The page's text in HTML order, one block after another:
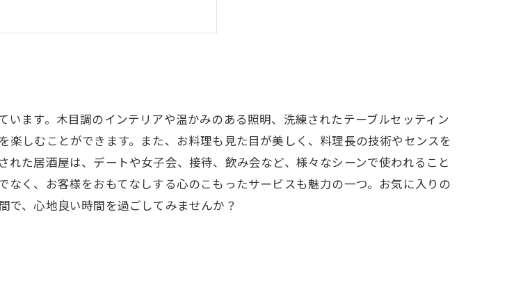
ます。木目調のインテリアや温かみのある照明、洗練されたテーブルセッティン
しむことができます。また、お料理も見た目が美しく、料理長の技術やセンスを
た居酒屋は、デートや女子会、接待、飲み会など、様々なシーンで使われること
く、お客様をおもてなしする心のこもったサービスも魅力の一つ。お気に入りの
で、心地良い時間を過ごしてみませんか？